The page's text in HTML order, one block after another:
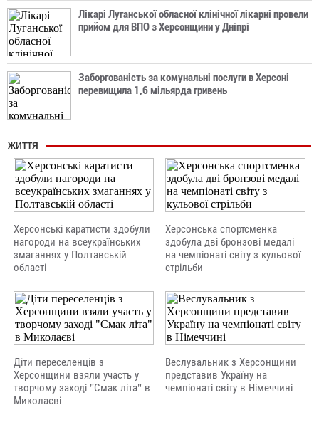
Лікарі Луганської обласної клінічної лікарні провели
прийом для ВПО з Херсонщини у Дніпрі
Заборгованість за комунальні послуги в Херсоні
перевищила 1,6 мільярда гривень
ЖИТТЯ
Херсонські каратисти здобули
нагороди на всеукраїнських
змаганнях у Полтавській
області
Херсонська спортсменка
здобула дві бронзові медалі
на чемпіонаті світу з кульової
стрільби
Діти переселенців з
Херсонщини взяли участь у
творчому заході "Смак літа" в
Миколаєві
Веслувальник з Херсонщини
представив Україну на
чемпіонаті світу в Німеччині